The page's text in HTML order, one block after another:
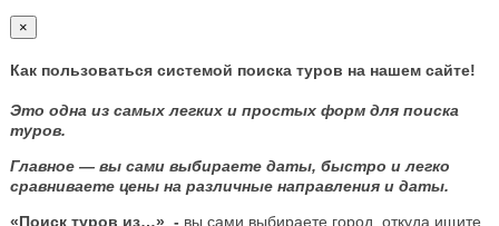
×
Как пользоваться системой поиска туров на нашем сайте!
Это одна из самых легких и простых форм для поиска
туров.
Главное — вы сами выбираете даты, быстро и легко
сравниваете цены на различные направления и даты.
«Поиск туров из…» - вы сами выбираете город, откуда ищите